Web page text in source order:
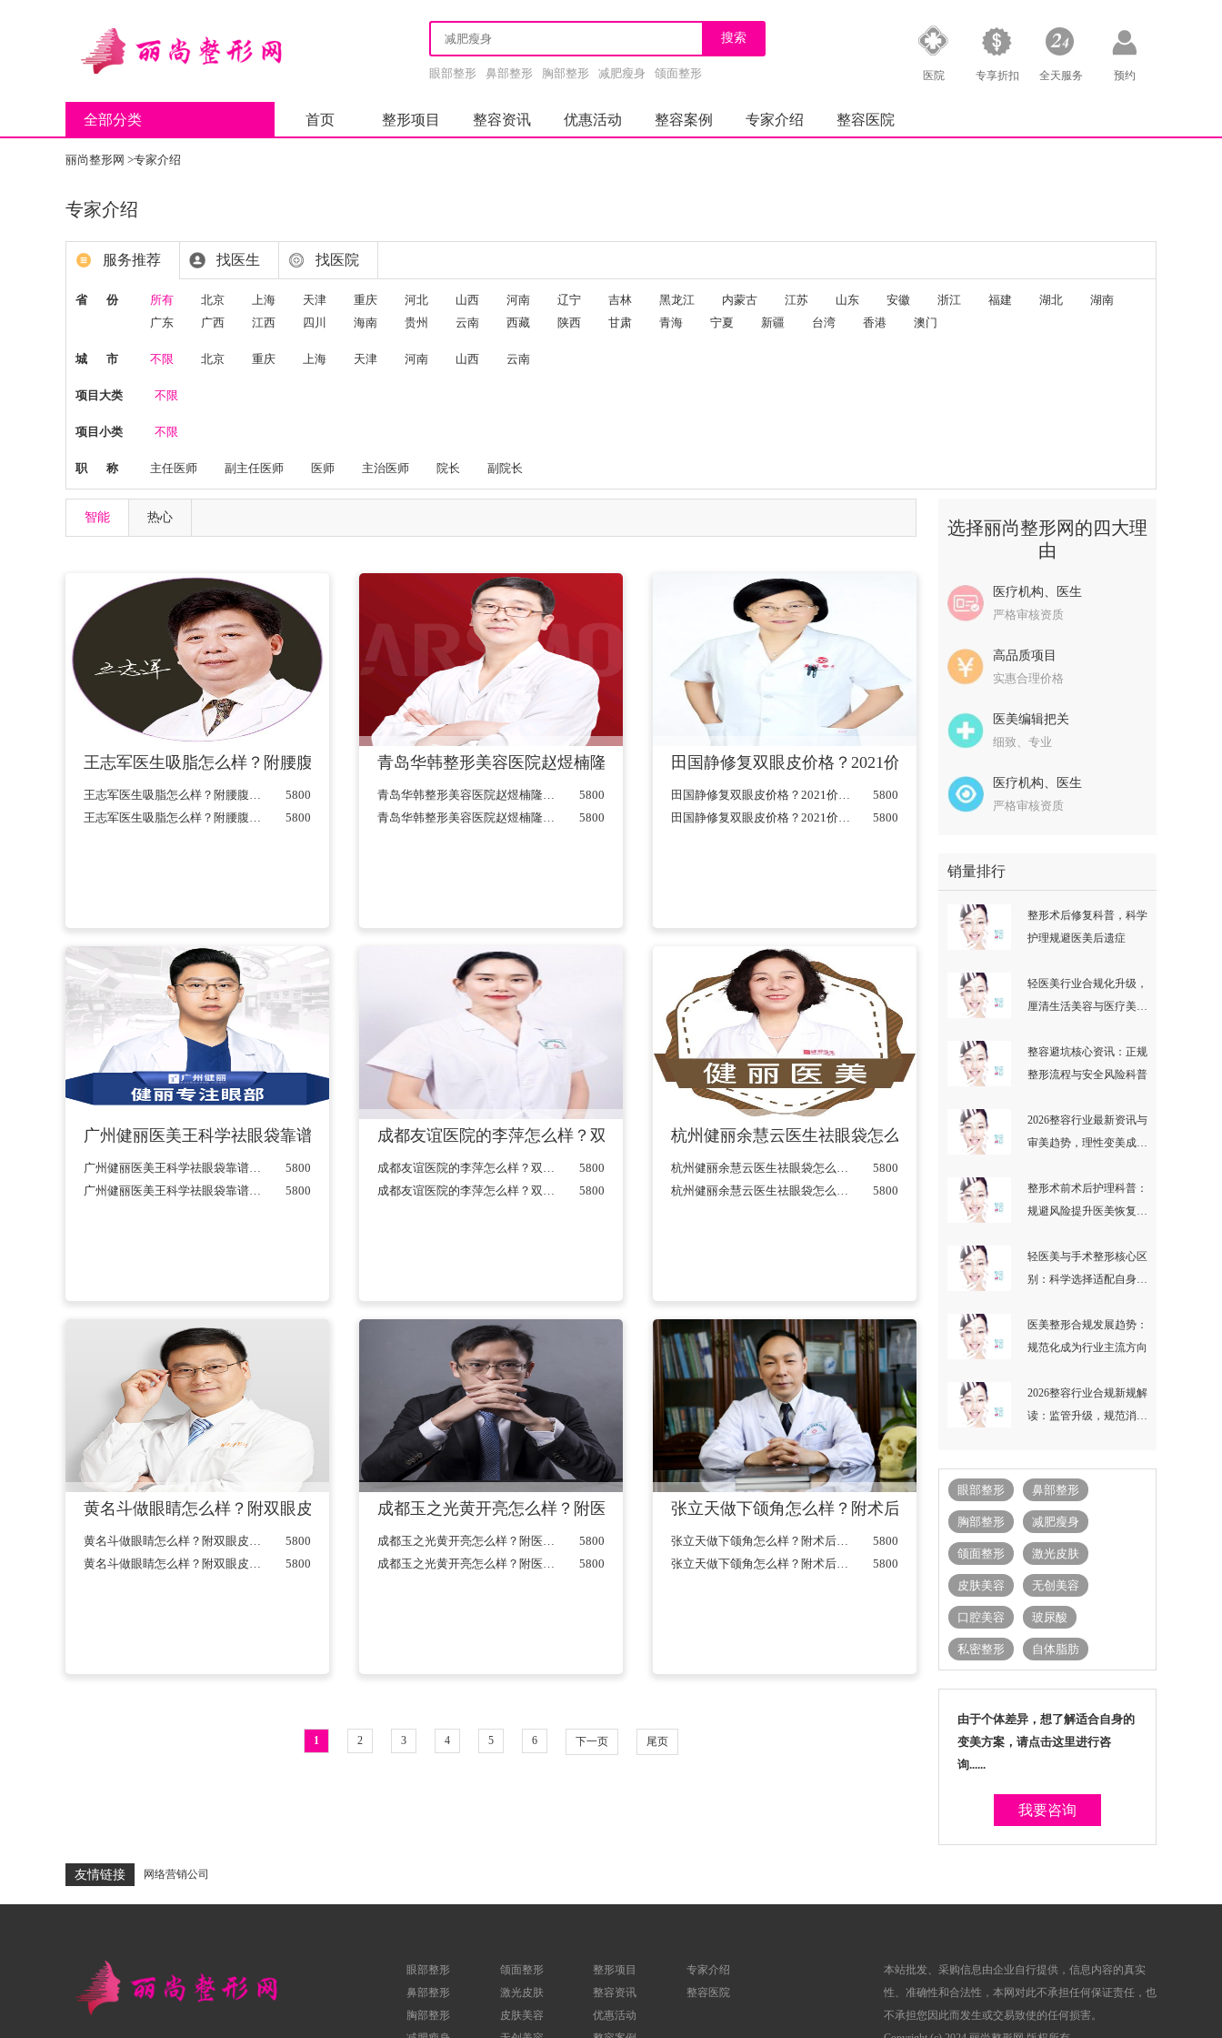
眼部整形 鼻部整形 胸部整形 减肥瘦身 颌面整形 医院 专享折扣 全天服务 预约
全部分类 首页 整形项目 整容资讯 优惠活动 整容案例 专家介绍 整容医院
丽尚整形网 >专家介绍
专家介绍
服务推荐 找医生 找医院
省 份 所有 北京 上海 天津 重庆 河北 山西 河南 辽宁 吉林 黑龙江 内蒙古 江苏 山东 安徽 浙江 福建 湖北
湖南
广东
广西 江西 四川 海南 贵州 云南 西藏 陕西 甘肃 青海 宁夏 新疆 台湾 香港 澳门
城 市 不限 北京 重庆 上海 天津 河南 山西 云南
项目大类 不限
项目小类 不限
职 称 主任医师 副主任医师 医师 主治医师 院长 副院长
智能 热心
王志军医生吸脂怎么样？附腰腹吸脂案例及2021价格表一览 主任医师
王志军医生吸脂怎么样？附腰腹吸脂案例及2021价格表一览...
5800
王志军医生吸脂怎么样？附腰腹吸脂案例及2021价格表一览...
5800
青岛华韩整形美容医院赵煜楠隆鼻怎么样？附隆鼻术后真人案例分享+2021价格表公开
青岛华韩整形美容医院赵煜楠隆鼻怎么样？附隆鼻术后真人案例分享+2021价格表公开...
5800
青岛华韩整形美容医院赵煜楠隆鼻怎么样？附隆鼻术后真人案例分享+2021价格表公开...
5800
田国静修复双眼皮价格？2021价格表曝光+眼修复案例反馈
田国静修复双眼皮价格？2021价格表曝光+眼修复案例反馈...
5800
田国静修复双眼皮价格？2021价格表曝光+眼修复案例反馈...
5800
广州健丽医美王科学祛眼袋靠谱么？前后对比图一览+201价格表 主任医师
广州健丽医美王科学祛眼袋靠谱么？前后对比图一览+201价格表...
5800
广州健丽医美王科学祛眼袋靠谱么？前后对比图一览+201价格表...
5800
成都友谊医院的李萍怎么样？双眼皮案例反馈+2021价格表发布 主任医师
成都友谊医院的李萍怎么样？双眼皮案例反馈+2021价格表发布...
5800
成都友谊医院的李萍怎么样？双眼皮案例反馈+2021价格表发布...
5800
杭州健丽余慧云医生祛眼袋怎么样？术前后效果对比+2021价格表
杭州健丽余慧云医生祛眼袋怎么样？术前后效果对比+2021价格表...
5800
杭州健丽余慧云医生祛眼袋怎么样？术前后效果对比+2021价格表...
5800
黄名斗做眼睛怎么样？附双眼皮案例及2021价格表公开发布 主任医师
黄名斗做眼睛怎么样？附双眼皮案例及2021价格表公开发布...
5800
黄名斗做眼睛怎么样？附双眼皮案例及2021价格表公开发布...
5800
成都玉之光黄开亮怎么样？附医生信息介绍+鼻修复案例反馈 主任医师
成都玉之光黄开亮怎么样？附医生信息介绍+鼻修复案例反馈...
5800
成都玉之光黄开亮怎么样？附医生信息介绍+鼻修复案例反馈...
5800
张立天做下颌角怎么样？附术后真人案例分享+2021价格表曝光
张立天做下颌角怎么样？附术后真人案例分享+2021价格表曝光...
5800
张立天做下颌角怎么样？附术后真人案例分享+2021价格表曝光...
5800
1 2 3 4 5 6 下一页 尾页
选择丽尚整形网的四大理
由
医疗机构、医生
严格审核资质
高品质项目
实惠合理价格
医美编辑把关
细致、专业
医疗机构、医生
严格审核资质
销量排行
整形术后修复科普，科学
护理规避医美后遗症
轻医美行业合规化升级，
厘清生活美容与医疗美容
整容避坑核心资讯：正规
整形流程与安全风险科普
2026整容行业最新资讯与
审美趋势，理性变美成主
整形术前术后护理科普：
规避风险提升医美恢复效
轻医美与手术整形核心区
别：科学选择适配自身的
医美整形合规发展趋势：
规范化成为行业主流方向
2026整容行业合规新规解
读：监管升级，规范消费
眼部整形 鼻部整形
胸部整形 减肥瘦身
颌面整形 激光皮肤
皮肤美容 无创美容
口腔美容 玻尿酸
私密整形 自体脂肪
由于个体差异，想了解适合自身的
变美方案，请点击这里进行咨
询......
我要咨询
友情链接 网络营销公司
眼部整形
鼻部整形
胸部整形
颌面整形
激光皮肤
皮肤美容
整形项目
整容资讯
优惠活动
专家介绍
整容医院
本站批发、采购信息由企业自行提供，信息内容的真实
性、准确性和合法性，本网对此不承担任何保证责任，也
不承担您因此而发生或交易致使的任何损害。